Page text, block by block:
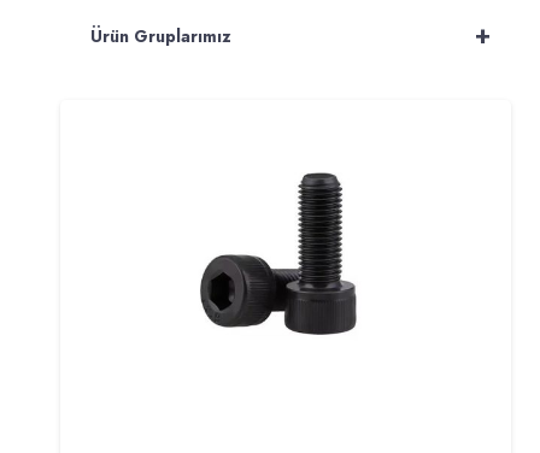
+
Ürün Gruplarımız